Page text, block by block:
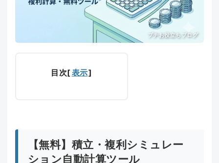
プチお役立ちブログ
目次[表示]
【無料】積立・複利シミュレー
ション自動計算ツール